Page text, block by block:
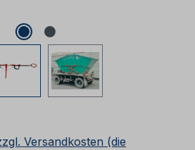
Versandkosten (die